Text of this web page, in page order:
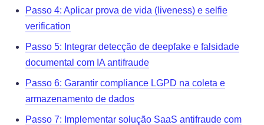
Passo 4: Aplicar prova de vida (liveness) e selfie
verification
Passo 5: Integrar detecção de deepfake e falsidade
documental com IA antifraude
Passo 6: Garantir compliance LGPD na coleta e
armazenamento de dados
Passo 7: Implementar solução SaaS antifraude com